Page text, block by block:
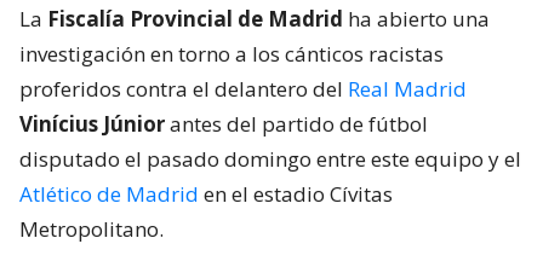
La Fiscalía Provincial de Madrid ha abierto una
investigación en torno a los cánticos racistas
proferidos contra el delantero del Real Madrid
Vinícius Júniorantes del partido de fútbol
disputado el pasado domingo entre este equipo y el
Atlético de Madrid en el estadio Cívitas
Metropolitano.